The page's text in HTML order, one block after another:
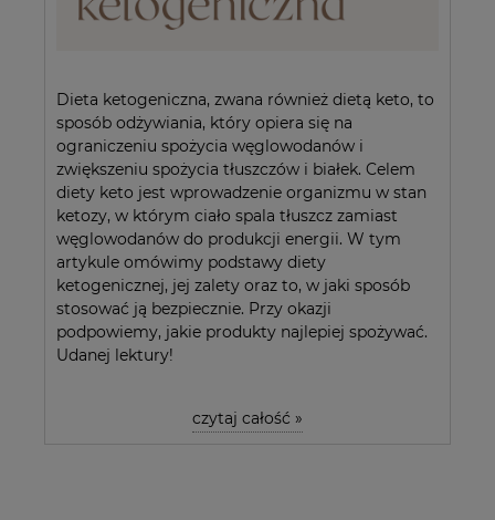
Dieta ketogeniczna, zwana również dietą keto, to
sposób odżywiania, który opiera się na
ograniczeniu spożycia węglowodanów i
zwiększeniu spożycia tłuszczów i białek. Celem
diety keto jest wprowadzenie organizmu w stan
ketozy, w którym ciało spala tłuszcz zamiast
węglowodanów do produkcji energii. W tym
artykule omówimy podstawy diety
ketogenicznej, jej zalety oraz to, w jaki sposób
stosować ją bezpiecznie. Przy okazji
podpowiemy, jakie produkty najlepiej spożywać.
Udanej lektury!
czytaj całość »